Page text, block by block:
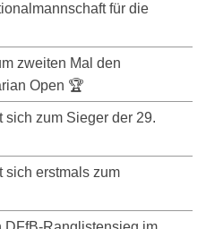
für die
zweiten Mal den
Open 🏆
sich zum Sieger der 29.
sich erstmals zum